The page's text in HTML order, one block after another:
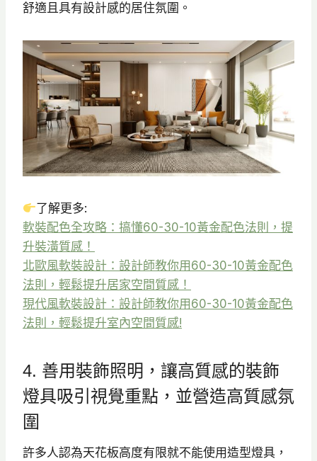
舒適且具有設計感的居住氛圍。
了解更多:
軟裝配色全攻略：搞懂60-30-10黃金配色法則，提
升裝潢質感！
北歐風軟裝設計：設計師教你用60-30-10黃金配色
法則，輕鬆提升居家空間質感！
現代風軟裝設計：設計師教你用60-30-10黃金配色
法則，輕鬆提升室內空間質感!
4. 善用裝飾照明，讓高質感的裝飾
燈具吸引視覺重點，並營造高質感氛
圍
許多人認為天花板高度有限就不能使用造型燈具，